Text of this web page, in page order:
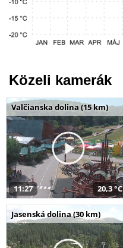
Közeli kamerák
Valčianska dolina (15 km)
11:27 20,3 °C
Jasenská dolina (30 km)